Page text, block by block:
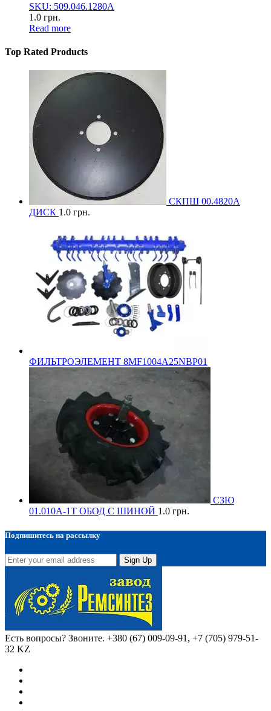
SKU: 509.046.1280А
1.0 грн.
Read more
Top Rated Products
СКПШ 00.4820А
ДИСК 1.0 грн.
ФИЛЬТРОЭЛЕМЕНТ 8MF1004A25NBP01
СЗЮ
01.010А-1Т ОБОД С ШИНОЙ 1.0 грн.
Подпишитесь на рассылку
Sign Up
Есть вопросы? Звоните. +380 (67) 009-09-91, +7 (705) 979-51-
32 KZ